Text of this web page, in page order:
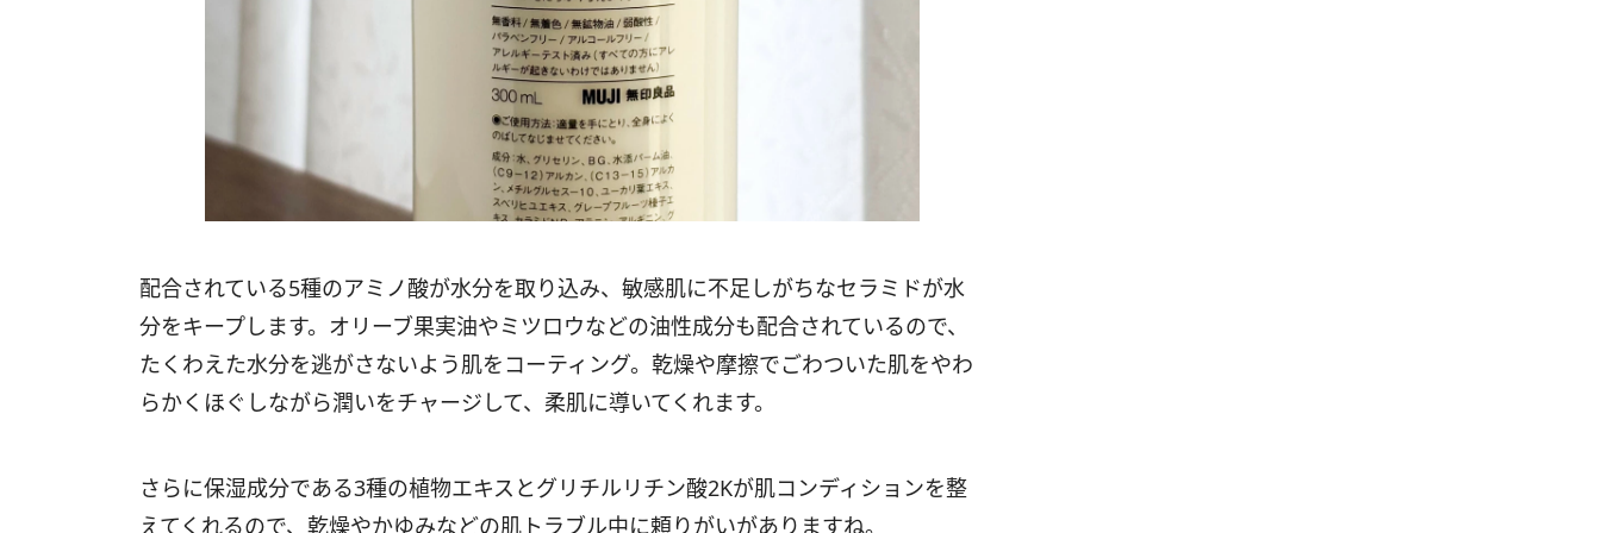
配合されている5種のアミノ酸が水分を取り込み、敏感肌に不足しがちなセラミドが水
分をキープします。オリーブ果実油やミツロウなどの油性成分も配合されているので、
たくわえた水分を逃がさないよう肌をコーティング。乾燥や摩擦でごわついた肌をやわ
らかくほぐしながら潤いをチャージして、柔肌に導いてくれます。
さらに保湿成分である3種の植物エキスとグリチルリチン酸2Kが肌コンディションを整
えてくれるので、乾燥やかゆみなどの肌トラブル中に頼りがいがありますね。